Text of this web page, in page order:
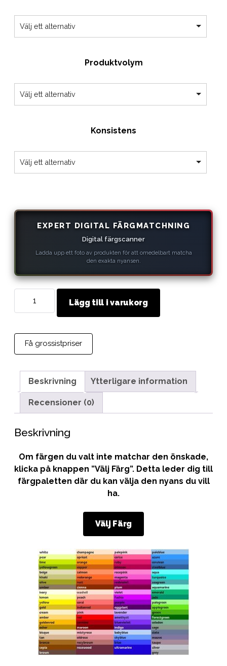
€63.49
Välj ett alternativ
Produktvolym
Välj ett alternativ
Konsistens
Välj ett alternativ
EXPERT DIGITAL FÄRGMATCHNING
Digital färgscanner
Ladda upp ett foto av produkten för att omedelbart matcha
den exakta nyansen.
STEP
Lädervårdsprodukt
Individuell
Färgåtergivning
mängd
Lägg till i varukorg
Få grossistpriser
Beskrivning Ytterligare information
Recensioner (0)
Beskrivning
Om färgen du valt inte matchar den önskade,
klicka på knappen ”Välj Färg”. Detta leder dig till
färgpaletten där du kan välja den nyans du vill
ha.
Välj Färg